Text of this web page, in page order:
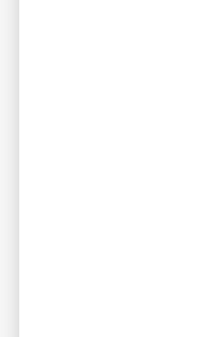
ans): 1
besoin au
cas, ne
Chez
(environ
mg), à
heures.
6
Le sujet
d'effets